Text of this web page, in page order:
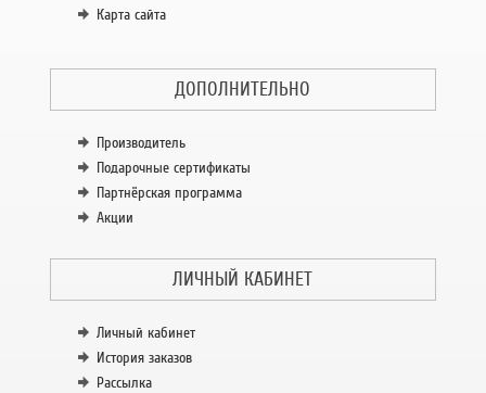
Карта сайта
ДОПОЛНИТЕЛЬНО
Производитель
Подарочные сертификаты
Партнёрская программа
Акции
ЛИЧНЫЙ КАБИНЕТ
Личный кабинет
История заказов
Рассылка